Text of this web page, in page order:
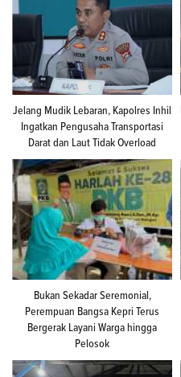
Jelang Mudik Lebaran, Kapolres Inhil
Ingatkan Pengusaha Transportasi
Darat dan Laut Tidak Overload
Bukan Sekadar Seremonial,
Perempuan Bangsa Kepri Terus
Bergerak Layani Warga hingga
Pelosok